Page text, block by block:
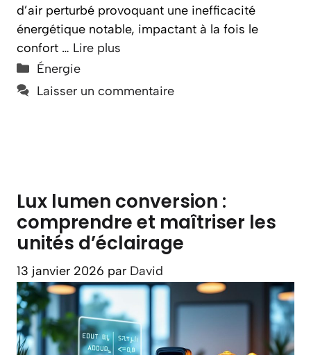
d’air perturbé provoquant une inefficacité
énergétique notable, impactant à la fois le
confort … Lire plus
Catégories
Énergie
Laisser un commentaire
Lux lumen conversion :
comprendre et maîtriser les
unités d’éclairage
13 janvier 2026 par David